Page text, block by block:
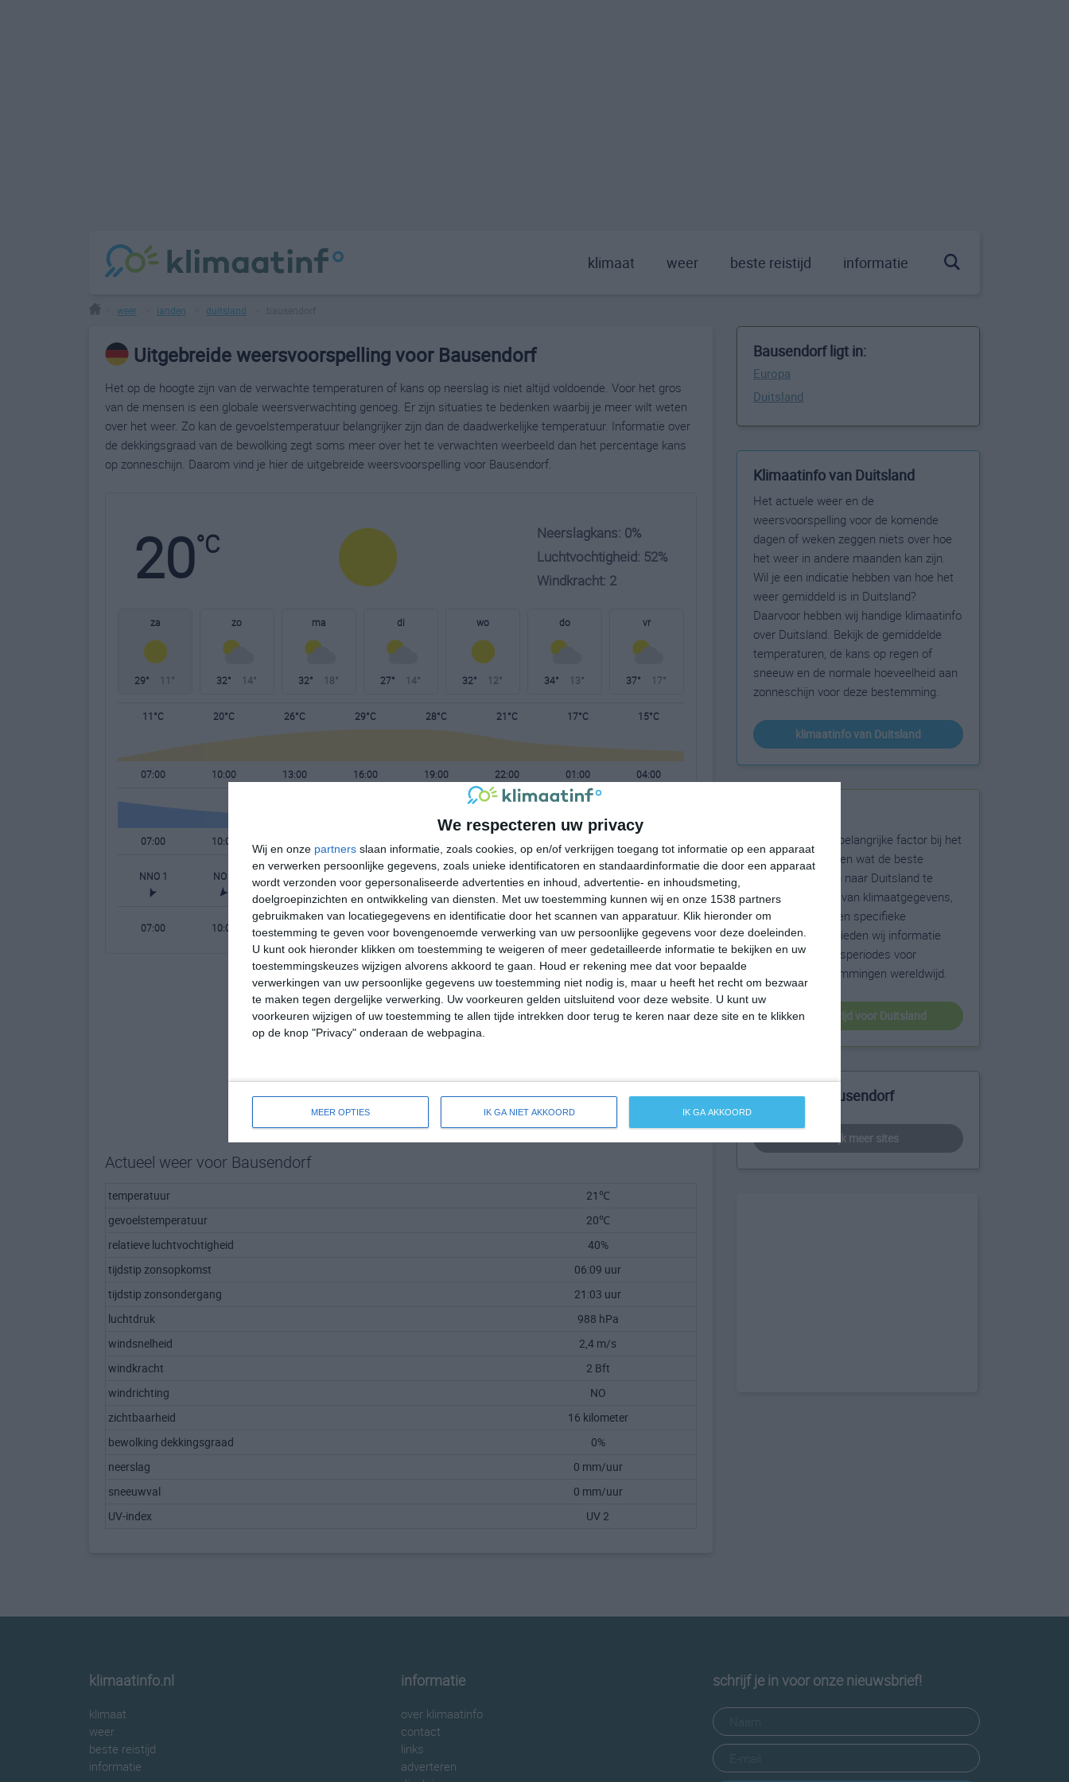
We respecteren uw privacy
Wij en onze partners slaan informatie, zoals cookies, op en/of verkrijgen toegang tot informatie op een apparaat
en verwerken persoonlijke gegevens, zoals unieke identificatoren en standaardinformatie die door een apparaat
wordt verzonden voor gepersonaliseerde advertenties en inhoud, advertentie- en inhoudsmeting,
doelgroepinzichten en ontwikkeling van diensten.
Met uw toestemming kunnen wij en onze 1538 partners
gebruikmaken van locatiegegevens en identificatie door het scannen van apparatuur. Klik hieronder om
toestemming te geven voor bovengenoemde verwerking van uw persoonlijke gegevens voor deze doeleinden.
U kunt ook hieronder klikken om toestemming te weigeren of meer gedetailleerde informatie te bekijken en uw
toestemmingskeuzes wijzigen alvorens akkoord te gaan.
Houd er rekening mee dat voor bepaalde
verwerkingen van uw persoonlijke gegevens uw toestemming niet nodig is, maar u heeft het recht om bezwaar
te maken tegen dergelijke verwerking. Uw voorkeuren gelden uitsluitend voor deze website. U kunt uw
voorkeuren wijzigen of uw toestemming te allen tijde intrekken door terug te keren naar deze site en te klikken
op de knop "Privacy" onderaan de webpagina.
MEER OPTIES IK GA NIET AKKOORD IK GA AKKOORD
klimaat weer beste reistijd informatie
weer landen duitsland
Uitgebreide weersvoorspelling voor Bausendorf
Het op de hoogte zijn van de verwachte temperaturen of kans op neerslag is niet altijd voldoende. Voor het gros
van de mensen is een globale weersverwachting genoeg. Er zijn situaties te bedenken waarbij je meer wilt weten
over het weer. Zo kan de gevoelstemperatuur belangrijker zijn dan de daadwerkelijke temperatuur. Informatie over
de dekkingsgraad van de bewolking zegt soms meer over het te verwachten weerbeeld dan het percentage kans
op zonneschijn. Daarom vind je hier de uitgebreide weersvoorspelling voor Bausendorf.
20°C
Neerslagkans: 0%
Luchtvochtigheid: 52%
Windkracht: 2
za
29° 11°
zo
32° 14°
ma
32° 18°
di
27° 14°
wo
32° 12°
do
34° 13°
vr
37° 17°
11°C 20°C 26°C 29°C 28°C 21°C 17°C 15°C
07:00 10:00 13:00 16:00 19:00 22:00 01:00 04:00
07:00 10:00
NNO 1 NO 2 ONO 2 OZO 2 NO 1 N 1
07:00 10:00 13:00 22:00
Actueel weer voor Bausendorf
temperatuur
21℃
gevoelstemperatuur
20℃
relatieve luchtvochtigheid
40%
tijdstip zonsopkomst
06:09 uur
tijdstip zonsondergang
21:03 uur
luchtdruk
988 hPa
windsnelheid
2,4 m/s
windkracht
2 Bft
windrichting
NO
zichtbaarheid
16 kilometer
bewolking dekkingsgraad
0%
neerslag
0 mm/uur
sneeuwval
0 mm/uur
UV-index
UV 2
Bausendorf ligt in:
Europa
Duitsland
Klimaatinfo van Duitsland
Het actuele weer en de
weersvoorspelling voor de komende
dagen of weken zeggen niets over hoe
het weer in andere maanden kan zijn.
Wil je een indicatie hebben van hoe het
weer gemiddeld is in Duitsland?
Daarvoor hebben wij handige klimaatinfo
over Duitsland. Bekijk de gemiddelde
temperaturen, de kans op regen of
sneeuw en de normale hoeveelheid aan
zonneschijn voor deze bestemming.
klimaatinfo van Duitsland
Het weer is een belangrijke factor bij het
reizen. Wil je weten wat de beste
maanden zijn om naar Duitsland te
reizen? Op basis van klimaatgegevens,
weersextremen en specifieke
weerinformatie bieden wij informatie
over de beste reisperiodes voor
duizenden bestemmingen wereldwijd.
beste reistijd voor Duitsland
Meer over Bausendorf
bekijk meer sites
klimaatinfo.nl
klimaat
weer
beste reistijd
informatie
informatie
over klimaatinfo
contact
links
adverteren
schrijf je in voor onze nieuwsbrief!